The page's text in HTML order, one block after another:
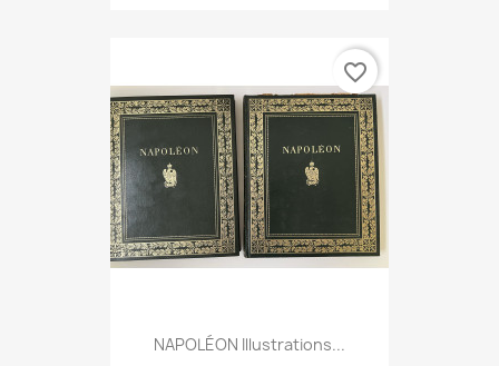
NAPOLÉON Illustrations...
favorite_border